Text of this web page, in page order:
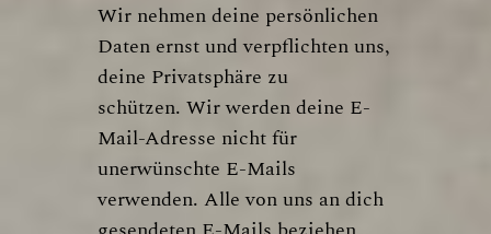
Wir nehmen deine persönlichen
Daten ernst und verpflichten uns,
deine Privatsphäre zu
schützen. Wir werden deine E-
Mail-Adresse nicht für
unerwünschte E-Mails
verwenden. Alle von uns an dich